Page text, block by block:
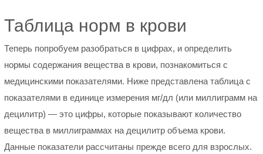
Таблица норм в крови
Теперь попробуем разобраться в цифрах, и определить
нормы содержания вещества в крови, познакомиться с
медицинскими показателями. Ниже представлена таблица с
показателями в единице измерения мг/дл (или миллиграмм на
децилитр) — это цифры, которые показывают количество
вещества в миллиграммах на децилитр объема крови.
Данные показатели рассчитаны прежде всего для взрослых.